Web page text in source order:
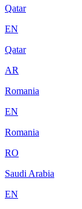
Qatar
EN
Qatar
AR
Romania
EN
Romania
RO
Saudi Arabia
EN